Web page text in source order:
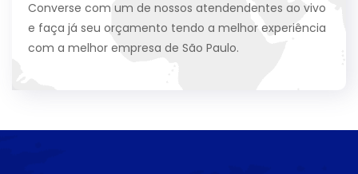
Converse com um de nossos atendendentes ao vivo
e faça já seu orçamento tendo a melhor experiência
com a melhor empresa de São Paulo.